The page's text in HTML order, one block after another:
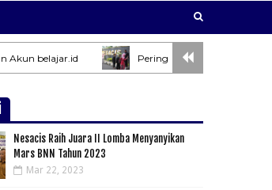
Peringatan Ibu Dewi Sartika
Nesacis Raih Juara II Lomba Menyanyikan
Mars BNN Tahun 2023
Mar 22, 2023